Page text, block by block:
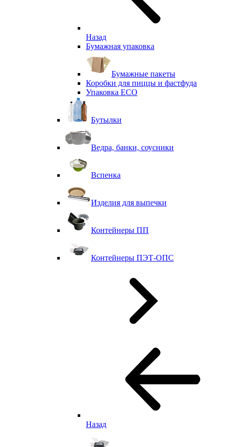
Назад
Бумажная упаковка
Бумажные пакеты
Коробки для пиццы и фастфуда
Упаковка ECO
Бутылки
Ведра, банки, соусники
Вспенка
Изделия для выпечки
Контейнеры ПП
Контейнеры ПЭТ-ОПС
Назад